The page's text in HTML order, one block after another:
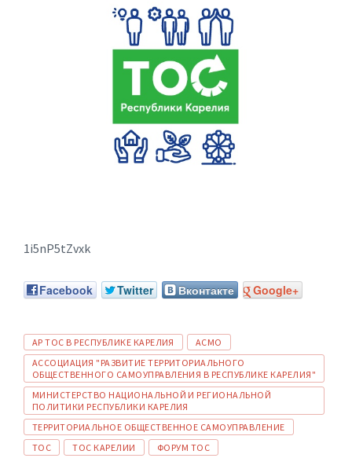
1i5nP5tZvxk
Facebook Twitter Вконтакте Google+
ТЕГИ:
АР ТОС В РЕСПУБЛИКЕ КАРЕЛИЯ
АСМО
АССОЦИАЦИЯ "РАЗВИТИЕ ТЕРРИТОРИАЛЬНОГО
ОБЩЕСТВЕННОГО САМОУПРАВЛЕНИЯ В РЕСПУБЛИКЕ КАРЕЛИЯ"
МИНИСТЕРСТВО НАЦИОНАЛЬНОЙ И РЕГИОНАЛЬНОЙ
ПОЛИТИКИ РЕСПУБЛИКИ КАРЕЛИЯ
ТЕРРИТОРИАЛЬНОЕ ОБЩЕСТВЕННОЕ САМОУПРАВЛЕНИЕ
ТОС
ТОС КАРЕЛИИ ФОРУМ ТОС